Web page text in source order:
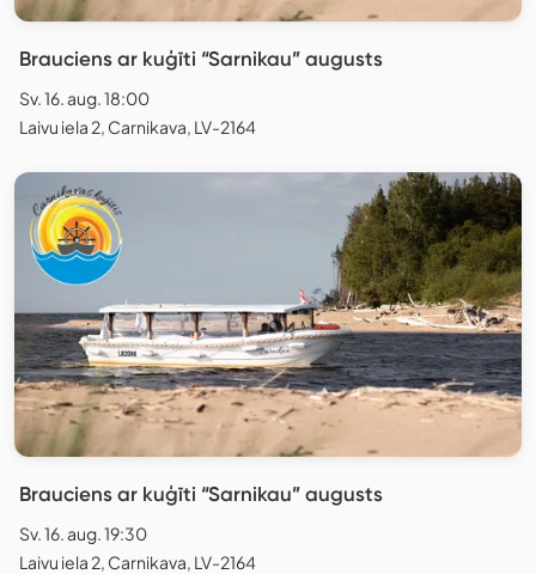
Brauciens ar kuģīti “Sarnikau” augusts
Sv. 16. aug. 18:00
Laivu iela 2, Carnikava, LV-2164
Brauciens ar kuģīti “Sarnikau” augusts
Sv. 16. aug. 19:30
Laivu iela 2, Carnikava, LV-2164